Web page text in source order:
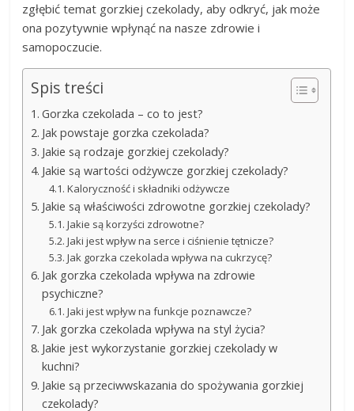
zgłębić temat gorzkiej czekolady, aby odkryć, jak może
ona pozytywnie wpłynąć na nasze zdrowie i
samopoczucie.
Spis treści
Gorzka czekolada – co to jest?
Jak powstaje gorzka czekolada?
Jakie są rodzaje gorzkiej czekolady?
Jakie są wartości odżywcze gorzkiej czekolady?
Kaloryczność i składniki odżywcze
Jakie są właściwości zdrowotne gorzkiej czekolady?
Jakie są korzyści zdrowotne?
Jaki jest wpływ na serce i ciśnienie tętnicze?
Jak gorzka czekolada wpływa na cukrzycę?
Jak gorzka czekolada wpływa na zdrowie
psychiczne?
Jaki jest wpływ na funkcje poznawcze?
Jak gorzka czekolada wpływa na styl życia?
Jakie jest wykorzystanie gorzkiej czekolady w
kuchni?
Jakie są przeciwwskazania do spożywania gorzkiej
czekolady?